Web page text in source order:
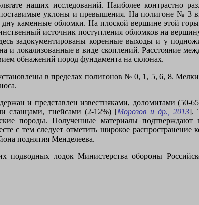
наших исследований. Наиболее контрастно
уклоны и превышения. На полигоне № 3
каменные обломки. На плоской вершине этой
источник поступления обломков на
задокументированы коренные выходы и у
и локализованные в виде скоплений. Расстояние
обнажений пород фундамента на склонах.
в пределах полигонов № 0, 1, 5, 6, 8.
и представлен известняками, доломитами (50-
сланцами, гнейсами (2-12%) [Морозов и др., 2013].
породы. Полученные материалы подтверждают
с тем следует отметить широкое распространение
поднятия Менделеева.
подводных лодок Министерства обороны